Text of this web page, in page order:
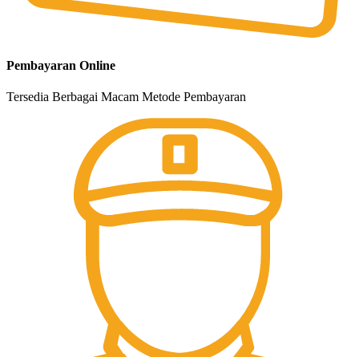
Pembayaran Online
Tersedia Berbagai Macam Metode Pembayaran